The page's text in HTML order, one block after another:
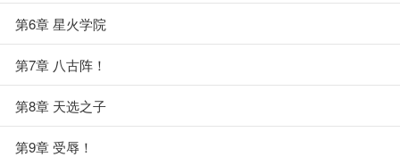
第6章 星火学院
第7章 八古阵！
第8章 天选之子
第9章 受辱！